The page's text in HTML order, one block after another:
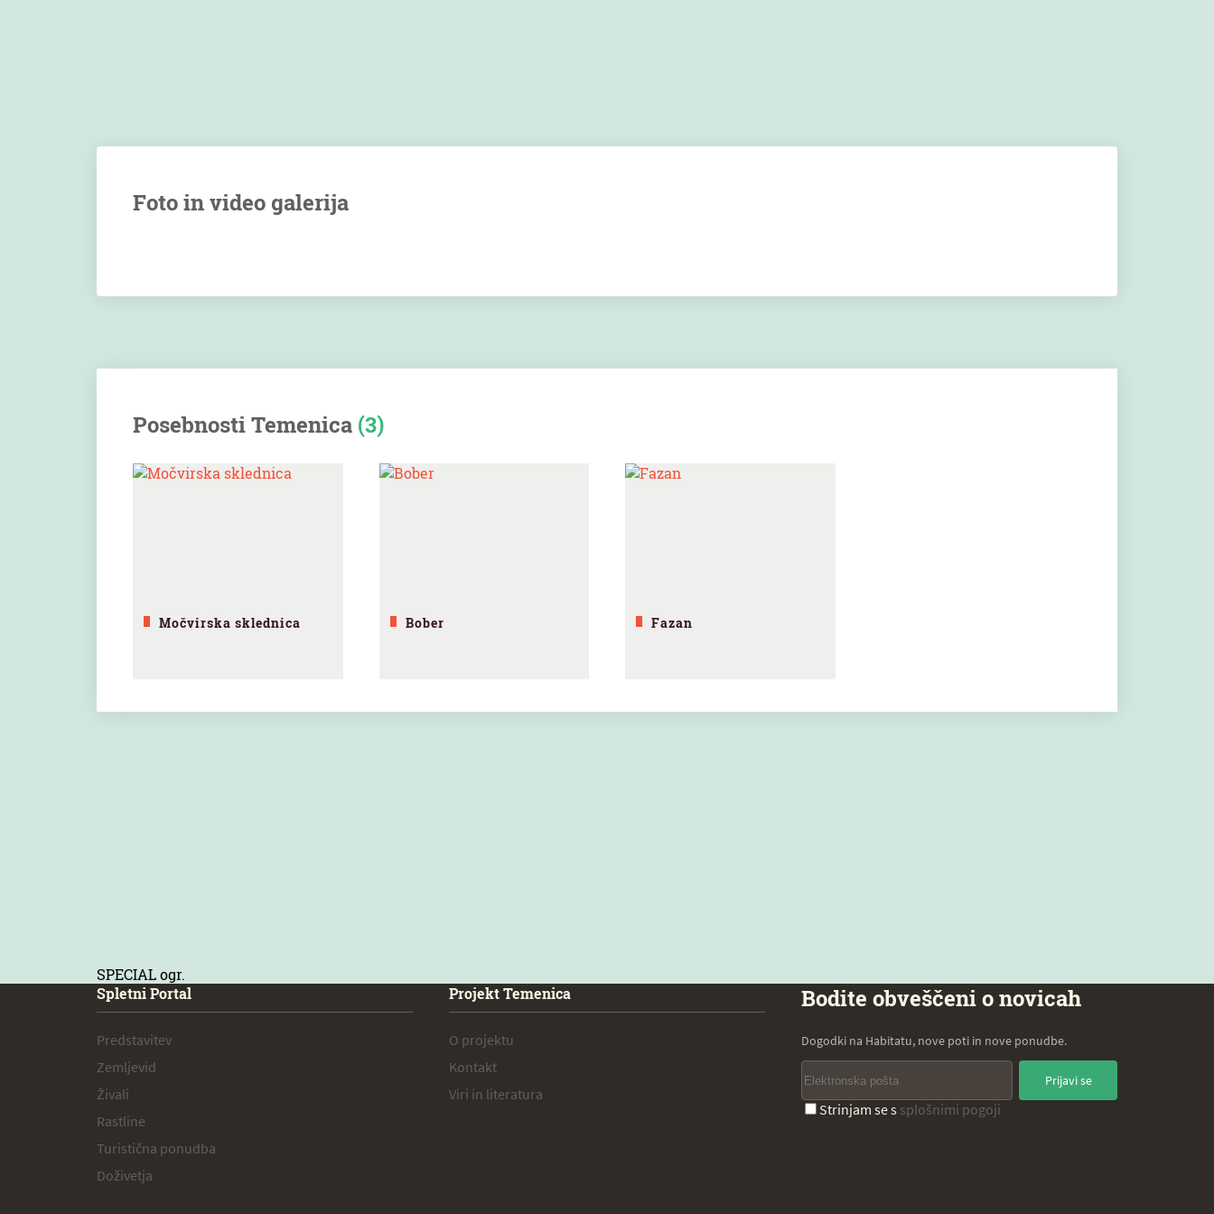
Foto in video galerija
Posebnosti Temenica (3)
Močvirska sklednica Bober Fazan
SPECIAL ogr.
Spletni Portal
Predstavitev
Zemljevid
Živali
Rastline
Turistična ponudba
Doživetja
Projekt Temenica
O projektu
Kontakt
Viri in literatura
Bodite obveščeni o novicah
Dogodki na Habitatu, nove poti in nove ponudbe.
Prijavi se
Strinjam se s splošnimi pogoji